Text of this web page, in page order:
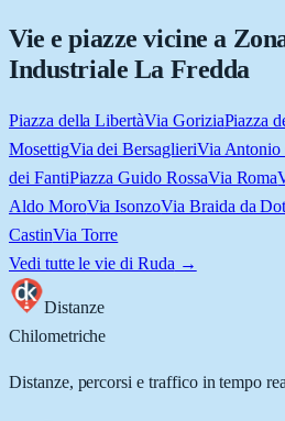
Vie e piazze vicine a
Industriale La Fredda
Piazza della LibertàVia GoriziaPiazza
MosettigVia dei BersaglieriVia Antonio
dei FantiPiazza Guido RossaVia Roma
Aldo MoroVia IsonzoVia Braida da
CastinVia Torre
Vedi tutte le vie di Ruda →
Distanze
Chilometriche
Distanze, percorsi e traffico in tempo